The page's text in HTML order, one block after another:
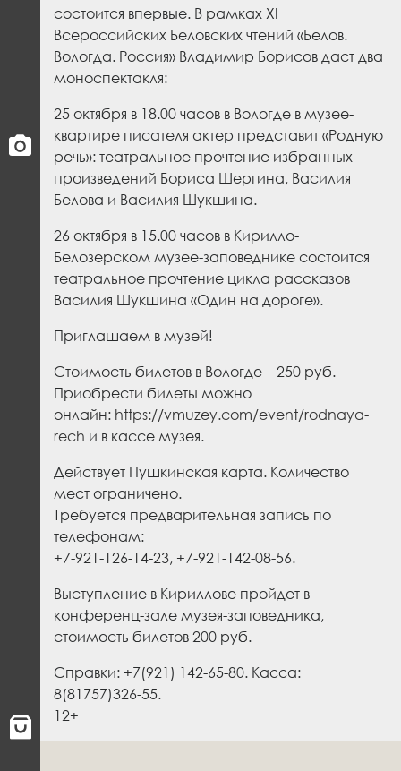
состоится впервые. В рамках XI
Всероссийских Беловских чтений «Белов.
Вологда. Россия» Владимир Борисов даст два
моноспектакля:
25 октября в 18.00 часов в Вологде в музее-
квартире писателя актер представит «Родную
речь»: театральное прочтение избранных
произведений Бориса Шергина, Василия
Белова и Василия Шукшина.
26 октября в 15.00 часов в Кирилло-
Белозерском музее-заповеднике состоится
театральное прочтение цикла рассказов
Василия Шукшина «Один на дороге».
Приглашаем в музей!
Стоимость билетов в Вологде – 250 руб.
Приобрести билеты можно
онлайн: https://vmuzey.com/event/rodnaya-
rech и в кассе музея.
Действует Пушкинская карта. Количество
мест ограничено.
Требуется предварительная запись по
телефонам:
+7-921-126-14-23, +7-921-142-08-56.
Выступление в Кириллове пройдет в
конференц-зале музея-заповедника,
стоимость билетов 200 руб.
Справки: +7(921) 142-65-80. Касса:
8(81757)326-55.
12+